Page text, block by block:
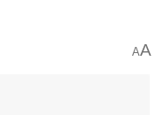
AA